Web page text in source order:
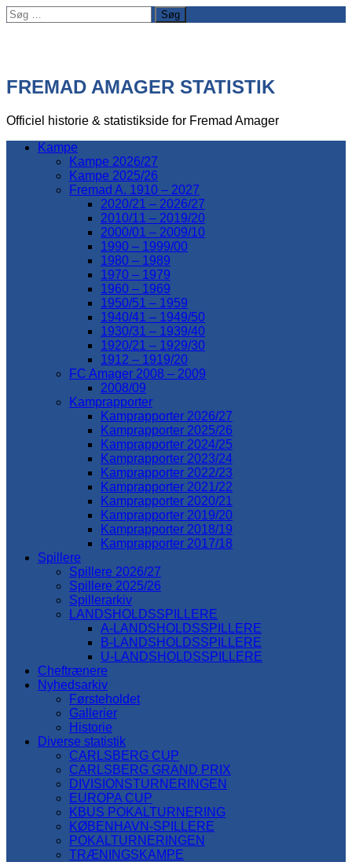
Søg
efter:
FREMAD AMAGER STATISTIK
Officiel historie & statistikside for Fremad Amager
Kampe
Kampe 2026/27
Kampe 2025/26
Fremad A. 1910 – 2027
2020/21 – 2026/27
2010/11 – 2019/20
2000/01 – 2009/10
1990 – 1999/00
1980 – 1989
1970 – 1979
1960 – 1969
1950/51 – 1959
1940/41 – 1949/50
1930/31 – 1939/40
1920/21 – 1929/30
1912 – 1919/20
FC Amager 2008 – 2009
2008/09
Kamprapporter
Kamprapporter 2026/27
Kamprapporter 2025/26
Kamprapporter 2024/25
Kamprapporter 2023/24
Kamprapporter 2022/23
Kamprapporter 2021/22
Kamprapporter 2020/21
Kamprapporter 2019/20
Kamprapporter 2018/19
Kamprapporter 2017/18
Spillere
Spillere 2026/27
Spillere 2025/26
Spillerarkiv
LANDSHOLDSSPILLERE
A-LANDSHOLDSSPILLERE
B-LANDSHOLDSSPILLERE
U-LANDSHOLDSSPILLERE
Cheftrænere
Nyhedsarkiv
Førsteholdet
Gallerier
Historie
Diverse statistik
CARLSBERG CUP
CARLSBERG GRAND PRIX
DIVISIONSTURNERINGEN
EUROPA CUP
KBUS POKALTURNERING
KØBENHAVN-SPILLERE
POKALTURNERINGEN
TRÆNINGSKAMPE